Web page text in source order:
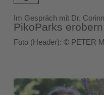
Im Gespräch mit Dr.
PikoParks
Foto (Header): © PETER